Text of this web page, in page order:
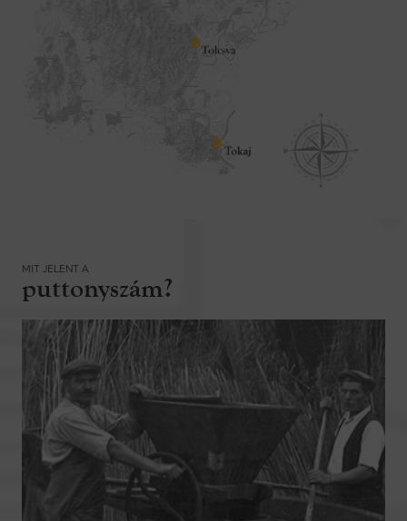
MIT JELENT A
puttonyszám?